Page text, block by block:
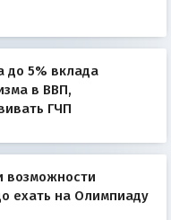
до 5% вклада
в ВВП,
ГЧП
возможности
ехать на Олимпиаду